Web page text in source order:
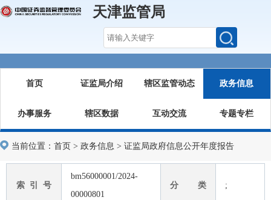
天津监管局
首页 证监局介绍 辖区监管动态 政务信息
办事服务 辖区数据 互动交流 专题专栏
当前位置： 首页 > 政务信息 > 证监局政府信息公开年度报告
索 引 号
bm56000001/2024-
00000801
分 类 ;